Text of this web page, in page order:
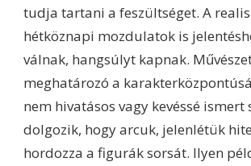
tudja tartani a feszültséget. A
hétköznapi mozdulatok is
válnak, hangsúlyt kapnak.
meghatározó a
nem hivatásos vagy kevéssé ismert
dolgozik, hogy arcuk, jelenlétük
hordozza a figurák sorsát. Ilyen